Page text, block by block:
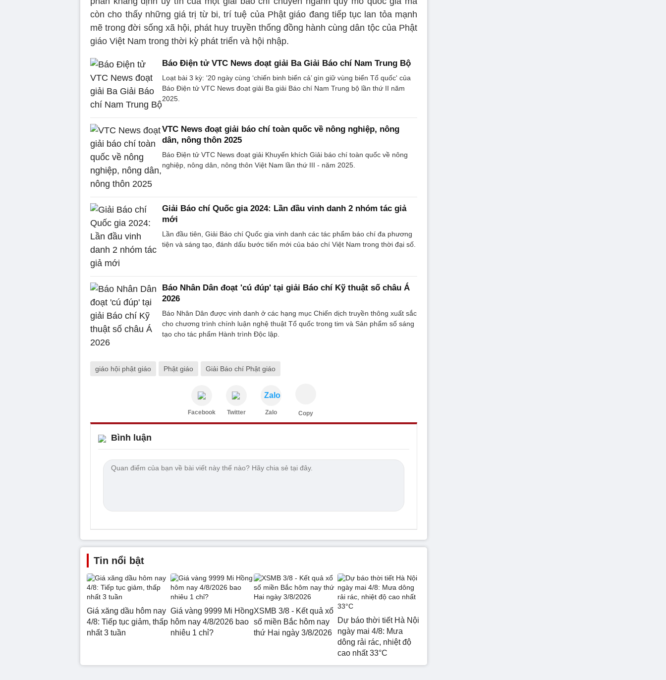
còn cho thấy những giá trị từ bi, trí tuệ của Phật giáo đang tiếp tục lan tỏa mạnh
mẽ trong đời sống xã hội, phát huy truyền thống đồng hành cùng dân tộc của Phật
giáo Việt Nam trong thời kỳ phát triển và hội nhập.
Báo Điện tử VTC News đoạt giải Ba Giải Báo chí Nam Trung Bộ
Loạt bài 3 kỳ: '20 ngày cùng ‘chiến binh biển cả’ gìn giữ vùng biển Tổ quốc' của
Báo Điện tử VTC News đoạt giải Ba giải Báo chí Nam Trung bộ lần thứ II năm
2025.
VTC News đoạt giải báo chí toàn quốc về nông nghiệp, nông
dân, nông thôn 2025
Báo Điện tử VTC News đoạt giải Khuyến khích Giải báo chí toàn quốc về nông
nghiệp, nông dân, nông thôn Việt Nam lần thứ III - năm 2025.
Giải Báo chí Quốc gia 2024: Lần đầu vinh danh 2 nhóm tác giả
mới
Lần đầu tiên, Giải Báo chí Quốc gia vinh danh các tác phẩm báo chí đa phương
tiện và sáng tạo, đánh dấu bước tiến mới của báo chí Việt Nam trong thời đại số.
Báo Nhân Dân đoạt 'cú đúp' tại giải Báo chí Kỹ thuật số châu Á
2026
Báo Nhân Dân được vinh danh ở các hạng mục Chiến dịch truyền thông xuất sắc
cho chương trình chính luận nghệ thuật Tổ quốc trong tim và Sản phẩm số sáng
tạo cho tác phẩm Hành trình Độc lập.
giáo hội phật giáo Phật giáo Giải Báo chí Phật giáo
Facebook Twitter
Zalo
Zalo Copy
Bình luận
Tin nổi bật
Giá xăng dầu hôm nay
4/8: Tiếp tục giảm, thấp
nhất 3 tuần
Giá vàng 9999 Mi Hồng
hôm nay 4/8/2026 bao
nhiêu 1 chỉ?
XSMB 3/8 - Kết quả xổ
số miền Bắc hôm nay
thứ Hai ngày 3/8/2026
Dự báo thời tiết Hà Nội
ngày mai 4/8: Mưa
dông rải rác, nhiệt độ
cao nhất 33°C